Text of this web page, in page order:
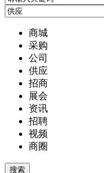
商城
采购
公司
供应
招商
展会
资讯
招聘
视频
商圈